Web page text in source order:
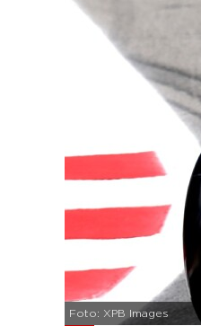
Foto: XPB Images